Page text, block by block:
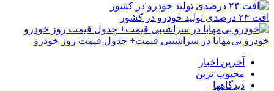
افت ۲۴ درصدی تولید خودرو در کشور
خودرو بی‌مهابا در سراشیبی قیمت+ جدول قیمت روز خودرو
آخرین اخبار
محبوب ترین
دیدگاهها